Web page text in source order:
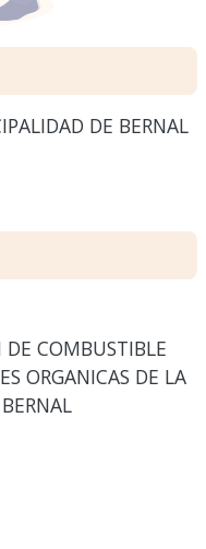
DE BERNAL
COMBUSTIBLE
ORGANICAS DE LA